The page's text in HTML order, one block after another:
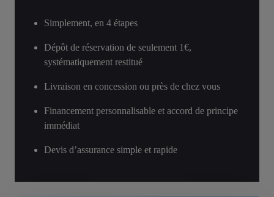
Simplement, en 4 étapes
Dépôt de réservation de seulement 1€,
systématiquement restitué
Livraison en concession ou près de chez vous
Financement personnalisable et accord de principe
immédiat
Devis d’assurance simple et rapide